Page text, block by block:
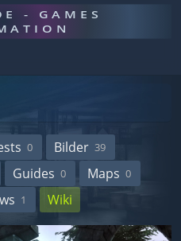
- GAMES
0 Bilder 39
Guides 0 Maps 0
1 Wiki